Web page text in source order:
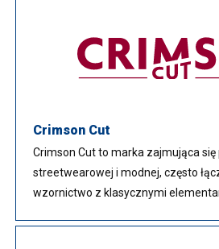
Crimson Cut
Crimson Cut to marka zajmująca
streetwearowej i modnej, często
wzornictwo z klasycznymi